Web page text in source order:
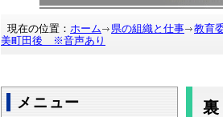
現在の位置： ホーム 県の組織と仕事
教育
美町田後 ※音声あり
メニュー